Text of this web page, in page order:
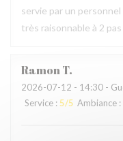
servie par un
très raisonnable à 2
RamonT
2026-07-12 - 14:30 -
Service : 5/5 Ambiance :